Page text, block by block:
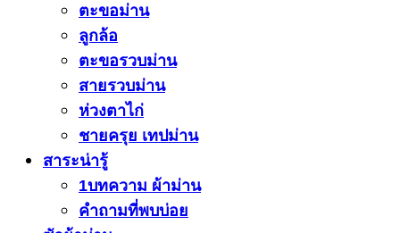
ตะขอม่าน
ลูกล้อ
ตะขอรวบม่าน
สายรวบม่าน
ห่วงตาไก่
ชายครุย เทปม่าน
สาระน่ารู้
1บทความ ผ้าม่าน
คำถามที่พบบ่อย